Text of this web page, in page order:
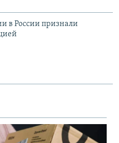
в России признали